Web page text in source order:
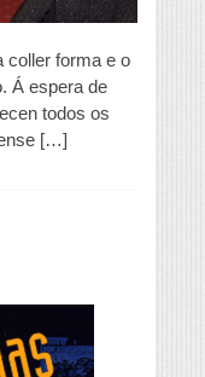
coller forma e o
Á espera de
todos os
[…]